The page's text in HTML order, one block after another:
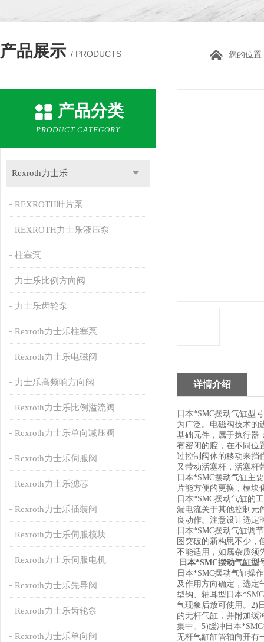
产品展示 / PRODUCTS 您的位置
产品分类
PRODUCT CATEGORY
Rexroth力士乐
REXROTH叶片泵
REXROTH力士乐液压泵
柱塞泵
力士乐比例方向阀
力士乐齿轮泵
Rexroth力士乐柱塞泵
Rexroth力士乐电磁阀
力士乐高频响方向阀
Rexroth力士乐比例溢流阀
Rexroth力士乐单向减压阀
Rexroth力士乐伺服阀
Rexroth力士乐滤芯
Rexroth力士乐插装阀
Rexroth力士乐伺服模块
Rexroth力士乐伺服电机
Rexroth力士乐先导阀
Rexroth力士乐齿轮泵
Rexroth力士乐单向阀
详情介绍
日本*SMC摆动气缸型
为广泛。电磁阀技术的
基础元件，属于执行器
有密闭的腔，在不同位
过控制阀体的移动来挡
又带动活塞杆，活塞杆
日本*SMC摆动气缸主
片能方便的更换，模块
日本*SMC摆动气缸的
漏电流关于其他控制元
良动作。注意设计选定
日本*SMC摆动气缸调
图突破的新构思不少，
不能适用，如属杂质须
日本*SMC摆动气缸型
日本*SMC摆动气缸操
及作用方向确定，选定
型钩、轴耳型日本
气现象后放可使用。2)
的无杆气缸，并附加缓
集中。5)缓冲日本
无杆气缸缸管轴向开有